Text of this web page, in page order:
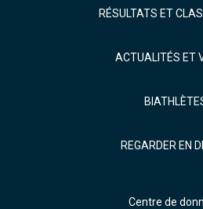
RÉSULTATS ET
ACTUALITÉS ET
REGARDER EN
Centre de